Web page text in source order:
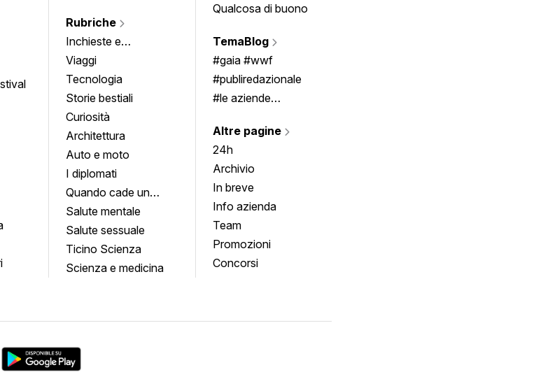
Rubriche
Inchieste e
approfondimenti
Viaggi
Tecnologia
Storie bestiali
Curiosità
Architettura
Auto e moto
I diplomati
Quando cade un
quadro
Salute mentale
Salute sessuale
Ticino Scienza
Scienza e medicina
Qualcosa di buono
TemaBlog
#gaia #wwf
#publiredazionale
#le aziende
Altre pagine
24h
Archivio
In breve
Info azienda
Team
Promozioni
Concorsi